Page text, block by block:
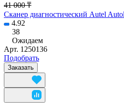
41 000 ₸
Сканер диагностический Autel
4.92
38
Ожидаем
Арт. 1250136
Подобрать
Заказать